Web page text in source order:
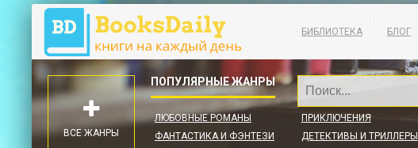
БИБЛИОТЕКА БЛОГ
ЛЮБОВНЫЕ РОМАНЫ
ФАНТАСТИКА И ФЭНТЕЗИ
ПРИКЛЮЧЕНИЯ
ДЕТЕКТИВЫ И ТРИЛЛЕРЫ
ВСЕ ЖАНРЫ